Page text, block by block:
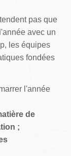
pas que
avec un
les équipes
fondées
l'année
de
;